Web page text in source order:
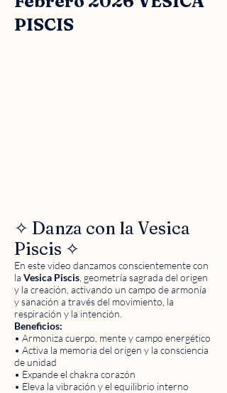
PISCIS
✧ Danza con la Vesica
Piscis ✧
En este video danzamos conscientemente con
la Vesica Piscis , geometría sagrada del origen
y la creación, activando un campo de armonía
y sanación a través del movimiento, la
respiración y la intención.
Beneficios:
• Armoniza cuerpo, mente y campo energético
• Activa la memoria del origen y la consciencia
de unidad
• Expande el chakra corazón
• Eleva la vibración y el equilibrio interno